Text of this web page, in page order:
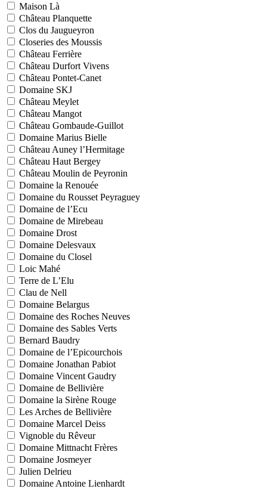
Maison Là
Château Planquette
Clos du Jaugueyron
Closeries des Moussis
Château Ferrière
Château Durfort Vivens
Château Pontet-Canet
Domaine SKJ
Château Meylet
Château Mangot
Château Gombaude-Guillot
Domaine Marius Bielle
Château Auney l’Hermitage
Château Haut Bergey
Château Moulin de Peyronin
Domaine la Renouée
Domaine du Rousset Peyraguey
Domaine de l’Ecu
Domaine de Mirebeau
Domaine Drost
Domaine Delesvaux
Domaine du Closel
Loic Mahé
Terre de L’Elu
Clau de Nell
Domaine Belargus
Domaine des Roches Neuves
Domaine des Sables Verts
Bernard Baudry
Domaine de l’Epicourchois
Domaine Jonathan Pabiot
Domaine Vincent Gaudry
Domaine de Bellivière
Domaine la Sirène Rouge
Les Arches de Bellivière
Domaine Marcel Deiss
Vignoble du Rêveur
Domaine Mittnacht Frères
Domaine Josmeyer
Julien Delrieu
Domaine Antoine Lienhardt